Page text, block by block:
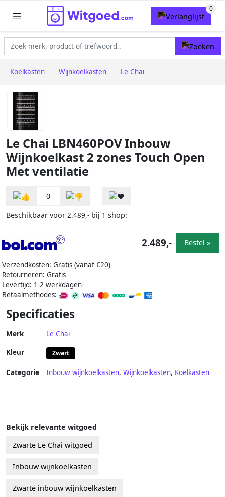
Koelkasten Wijnkoelkasten Le Chai
Le Chai LBN460POV Inbouw
Wijnkoelkast 2 zones Touch Open
Met ventilatie
0
Beschikbaar voor 2.489,- bij 1 shop:
Verzendkosten: Gratis (vanaf €20)
Retourneren: Gratis
Levertijd: 1-2 werkdagen
Betaalmethodes:
2.489,- Bestel »
Specificaties
Merk Le Chai
Kleur Zwart
Categorie Inbouw wijnkoelkasten, Wijnkoelkasten, Koelkasten
Bekijk relevante witgoed
Zwarte Le Chai witgoed
Inbouw wijnkoelkasten
Zwarte inbouw wijnkoelkasten